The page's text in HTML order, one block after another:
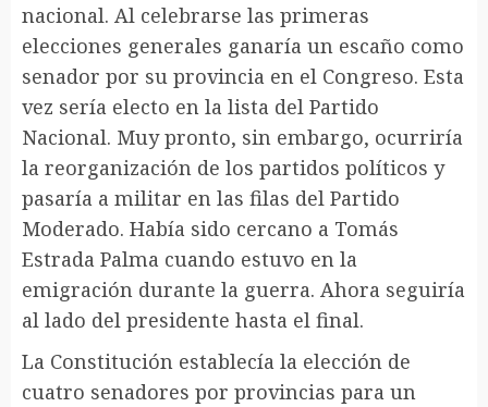
nacional. Al celebrarse las primeras
elecciones generales ganaría un escaño como
senador por su provincia en el Congreso. Esta
vez sería electo en la lista del Partido
Nacional. Muy pronto, sin embargo, ocurriría
la reorganización de los partidos políticos y
pasaría a militar en las filas del Partido
Moderado. Había sido cercano a Tomás
Estrada Palma cuando estuvo en la
emigración durante la guerra. Ahora seguiría
al lado del presidente hasta el final.
La Constitución establecía la elección de
cuatro senadores por provincias para un